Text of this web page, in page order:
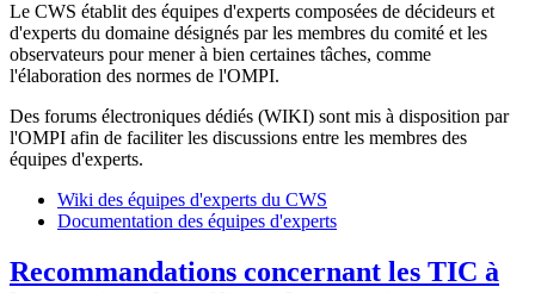
Le CWS établit des équipes d'experts composées de décideurs et
d'experts du domaine désignés par les membres du comité et les
observateurs pour mener à bien certaines tâches, comme
l'élaboration des normes de l'OMPI.
Des forums électroniques dédiés (WIKI) sont mis à disposition par
l'OMPI afin de faciliter les discussions entre les membres des
équipes d'experts.
Wiki des équipes d'experts du CWS
Documentation des équipes d'experts
Recommandations concernant les TIC à